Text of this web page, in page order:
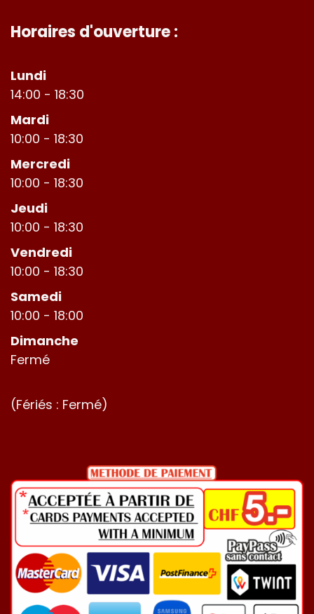
Horaires d'ouverture :
Lundi
14:00 - 18:30
Mardi
10:00 - 18:30
Mercredi
10:00 - 18:30
Jeudi
10:00 - 18:30
Vendredi
10:00 - 18:30
Samedi
10:00 - 18:00
Dimanche
Fermé
(Fériés : Fermé)